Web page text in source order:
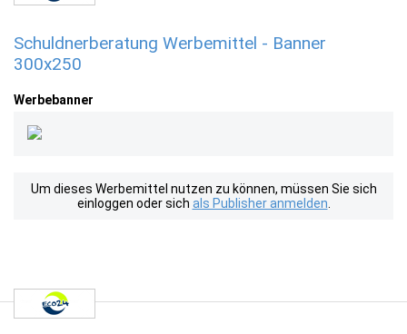
Schuldnerberatung Werbemittel - Banner
300x250
Werbebanner
Um dieses Werbemittel nutzen zu können, müssen Sie sich
einloggen oder sich als Publisher anmelden